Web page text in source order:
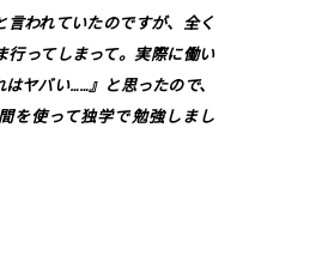
言われていたのですが、全く
行ってしまって。実際に働い
はヤバい……』と思ったので、
を使って独学で勉強しまし